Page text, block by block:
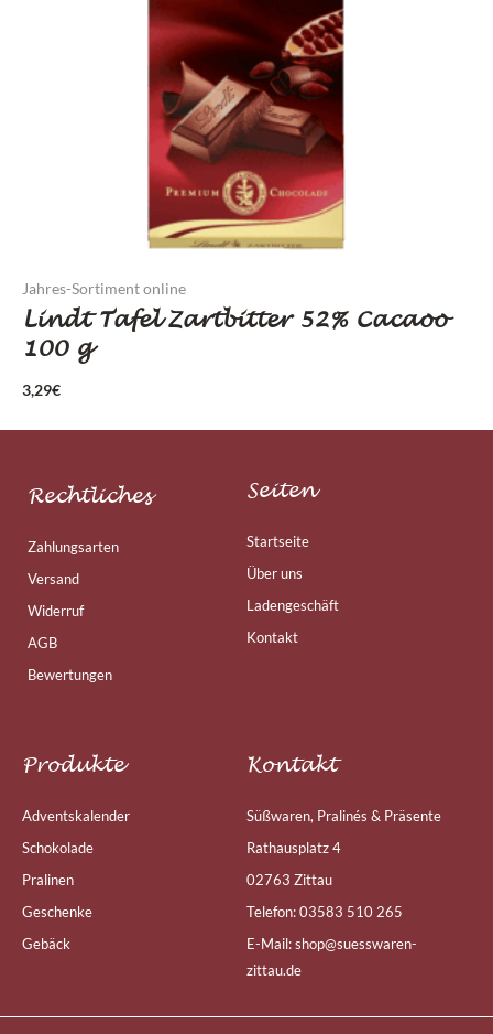
Jahres-Sortiment online
Lindt Tafel Zartbitter 52% Cacaoo
100 g
3,29€
Rechtliches
Zahlungsarten
Versand
Widerruf
AGB
Bewertungen
Seiten
Startseite
Über uns
Ladengeschäft
Kontakt
Produkte
Adventskalender
Schokolade
Pralinen
Geschenke
Gebäck
Kontakt
Süßwaren, Pralinés & Präsente
Rathausplatz 4
02763 Zittau
Telefon: 03583 510 265
E-Mail: shop@suesswaren-
zittau.de